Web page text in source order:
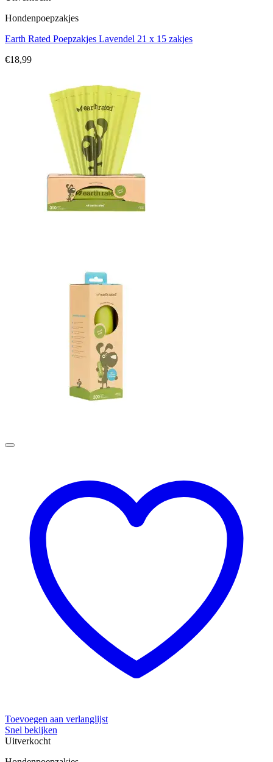
Hondenpoepzakjes
Earth Rated Poepzakjes Lavendel 21 x 15 zakjes
€18,99
Toevoegen aan verlanglijst
Snel bekijken
Uitverkocht